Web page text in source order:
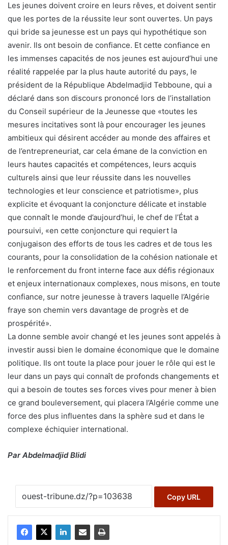
Les jeunes doivent croire en leurs rêves, et doivent sentir
que les portes de la réussite leur sont ouvertes. Un pays
qui bride sa jeunesse est un pays qui hypothétique son
avenir. Ils ont besoin de confiance. Et cette confiance en
les immenses capacités de nos jeunes est aujourd’hui une
réalité rappelée par la plus haute autorité du pays, le
président de la République Abdelmadjid Tebboune, qui a
déclaré dans son discours prononcé lors de l’installation
du Conseil supérieur de la Jeunesse que «toutes les
mesures incitatives sont là pour encourager les jeunes
ambitieux qui désirent accéder au monde des affaires et
de l’entrepreneuriat, car cela émane de la conviction en
leurs hautes capacités et compétences, leurs acquis
culturels ainsi que leur réussite dans les nouvelles
technologies et leur conscience et patriotisme», plus
explicite et évoquant la conjoncture délicate et instable
que connaît le monde d’aujourd’hui, le chef de l’État a
poursuivi, «en cette conjoncture qui requiert la
conjugaison des efforts de tous les cadres et de tous les
courants, pour la consolidation de la cohésion nationale et
le renforcement du front interne face aux défis régionaux
et enjeux internationaux complexes, nous misons, en toute
confiance, sur notre jeunesse à travers laquelle l’Algérie
fraye son chemin vers davantage de progrès et de
prospérité».
La donne semble avoir changé et les jeunes sont appelés à
investir aussi bien le domaine économique que le domaine
politique. Ils ont toute la place pour jouer le rôle qui est le
leur dans un pays qui connaît de profonds changements et
qui a besoin de toutes ses forces vives pour mener à bien
ce grand bouleversement, qui placera l’Algérie comme une
force des plus influentes dans la sphère sud et dans le
complexe échiquier international.
Par Abdelmadjid Blidi
Copy URL